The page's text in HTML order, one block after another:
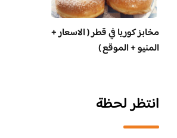
مخابز كوريا في قطر ( الاسعار +
المنيو + الموقع )
انتظر لحظة